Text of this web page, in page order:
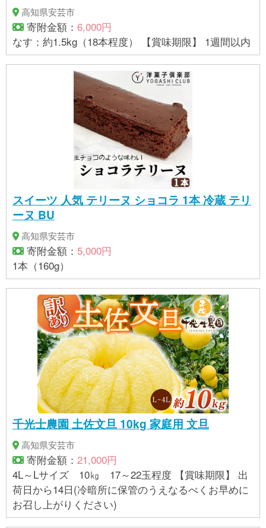
高知県安芸市
寄附金額： 6,000円
なす：約1.5kg（18本程度） 【賞味期限】 1週間以内
スイーツ 人気 テリーヌ ショコラ 1本 冷蔵 テリ
ーヌ BU
高知県安芸市
寄附金額： 5,000円
1本（160g）
千光士農園 土佐文旦 10kg 家庭用 文旦
高知県安芸市
寄附金額： 21,000円
4L～Lサイズ 10㎏ 17～22玉程度 【賞味期限】 出
荷日から14日(冷暗所に保管のうえなるべくお早めに
お召し上がりください)